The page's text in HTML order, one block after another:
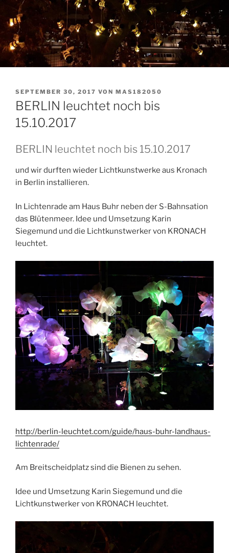
VERÖFFENTLICHT
AM
SEPTEMBER 30, 2017 VON MAS182050
BERLIN leuchtet noch bis
15.10.2017
BERLIN leuchtet noch bis 15.10.2017
und wir durften wieder Lichtkunstwerke aus Kronach
in Berlin installieren.
In Lichtenrade am Haus Buhr neben der S-Bahnsation
das Blütenmeer. Idee und Umsetzung Karin
Siegemund und die Lichtkunstwerker von KRONACH
leuchtet.
http://berlin-leuchtet.com/guide/haus-buhr-landhaus-
lichtenrade/
Am Breitscheidplatz sind die Bienen zu sehen.
Idee und Umsetzung Karin Siegemund und die
Lichtkunstwerker von KRONACH leuchtet.